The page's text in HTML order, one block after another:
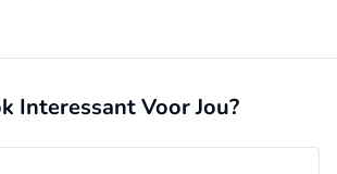
Interessant Voor Jou?